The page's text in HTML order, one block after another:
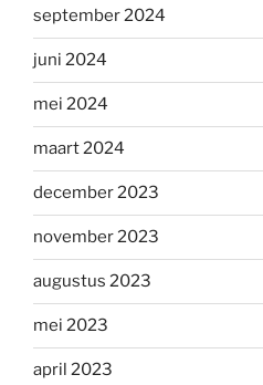
september 2024
juni 2024
mei 2024
maart 2024
december 2023
november 2023
augustus 2023
mei 2023
april 2023